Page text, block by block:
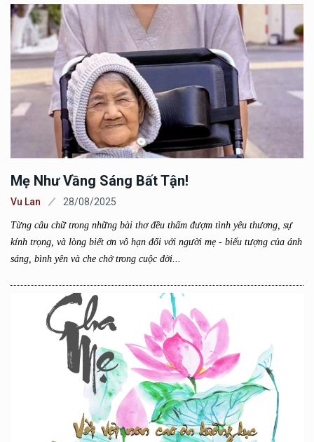
Mẹ Như Vầng Sáng Bất Tận!
Vu Lan 28/08/2025
Từng câu chữ trong những bài thơ đều thấm đượm tình yêu thương, sự
kính trọng, và lòng biết ơn vô hạn đối với người mẹ - biểu tượng của ánh
sáng, bình yên và che chở trong cuộc đời...